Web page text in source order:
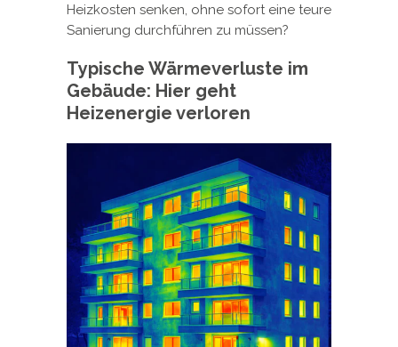
Heizkosten senken, ohne sofort eine teure
Sanierung durchführen zu müssen?
Typische Wärmeverluste im
Gebäude: Hier geht
Heizenergie verloren